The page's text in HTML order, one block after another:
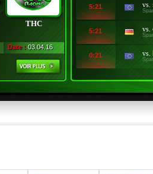
THC
Date : 03.04.16
5:21 vs.
5:21 vs.
0:21 vs.